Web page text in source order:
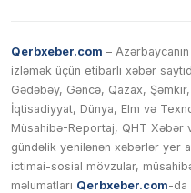
Qerbxeber.com –
izləmək üçün etibarlı xəbər
Gədəbəy, Gəncə, Qazax,
İqtisadiyyat, Dünya, Elm və
Müsahibə-Reportaj, QHT
gündəlik yenilənən xəbərlər yer
ictimai-sosial mövzular,
məlumatları Qerbxeber.com-da